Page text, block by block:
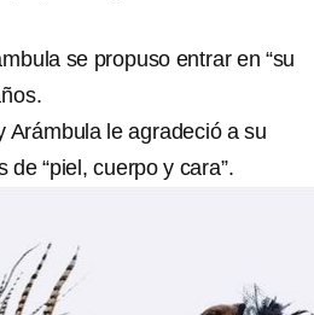
se propuso entrar en “su
Arámbula le agradeció a su
“piel, cuerpo y cara”.